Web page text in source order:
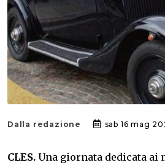
Dalla redazione sab 16 mag
CLES. Una giornata dedicata